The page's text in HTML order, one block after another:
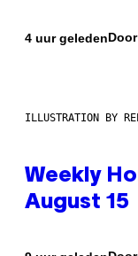
4 uur geledenDoor
ILLUSTRATION BY
Weekly
August 15